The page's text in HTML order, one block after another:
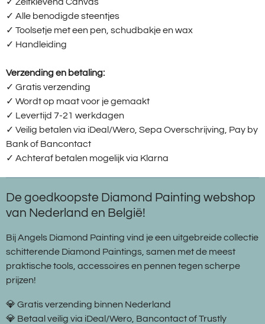
✓ Alle benodigde steentjes
✓ Toolsetje met een pen, schudbakje en wax
✓ Handleiding
Verzending en betaling:
✓ Gratis verzending
✓ Wordt op maat voor je gemaakt
✓ Levertijd 7-21 werkdagen
✓ Veilig betalen via iDeal/Wero, Sepa Overschrijving, Pay by
Bank of Bancontact
✓ Achteraf betalen mogelijk via Klarna
De goedkoopste Diamond Painting webshop
van Nederland en België!
Bij Angels Diamond Painting vind je een uitgebreide collectie
schitterende Diamond Paintings, samen met de meest
praktische tools, accessoires en pennen tegen scherpe
prijzen!
💎 Gratis verzending binnen Nederland
💎 Betaal veilig via iDeal/Wero, Bancontact of Trustly